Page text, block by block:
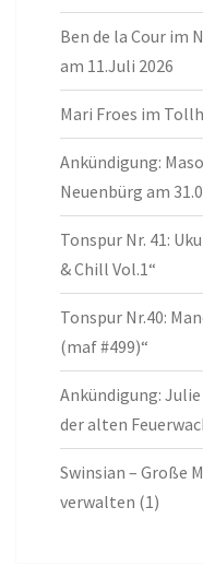
Ben de la Cour im
am 11.Juli 2026
Mari Froes im
Ankündigung:
Neuenbürg am
Tonspur Nr. 41:
& Chill Vol.1“
Tonspur Nr.40:
(maf #499)“
Ankündigung:
der alten
Swinsian – Große
verwalten (1)